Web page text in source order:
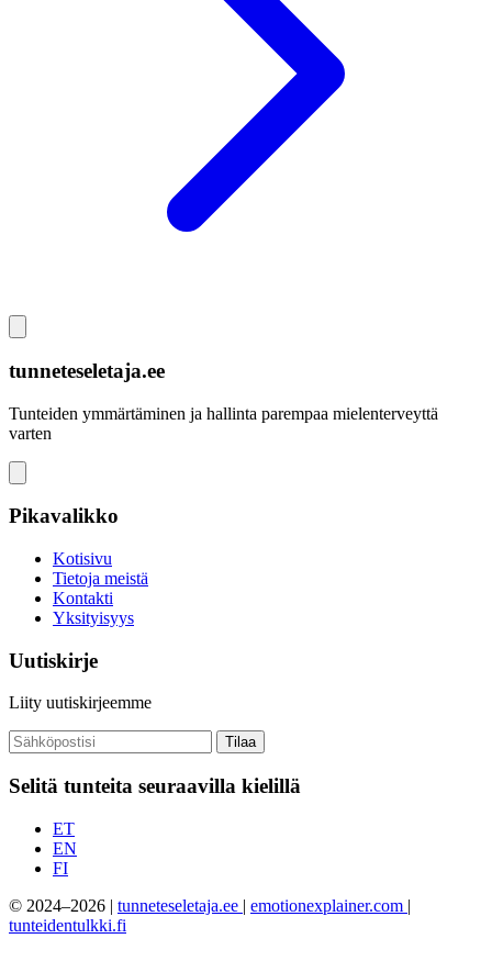
tunneteseletaja.ee
Tunteiden ymmärtäminen ja hallinta parempaa mielenterveyttä
varten
Pikavalikko
Kotisivu
Tietoja meistä
Kontakti
Yksityisyys
Uutiskirje
Liity uutiskirjeemme
Tilaa
Selitä tunteita seuraavilla kielillä
ET
EN
FI
© 2024–2026 | tunneteseletaja.ee | emotionexplainer.com |
tunteidentulkki.fi